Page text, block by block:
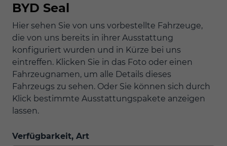
BYD Seal
Hier sehen Sie von uns vorbestellte Fahrzeuge,
die von uns bereits in ihrer Ausstattung
konfiguriert wurden und in Kürze bei uns
eintreffen. Klicken Sie in das Foto oder einen
Fahrzeugnamen, um alle Details dieses
Fahrzeugs zu sehen. Oder Sie können sich durch
Klick bestimmte Ausstattungspakete anzeigen
lassen.
Verfügbarkeit, Art